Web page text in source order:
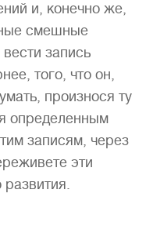
и, конечно же,
смешные
запись
того, что он,
произнося ту
определенным
записям, через
эти